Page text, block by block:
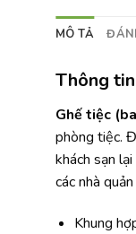
MÔ TẢ
Thông
Ghế tiệc
phòng tiệc.
khách sạn
các nhà
Khung